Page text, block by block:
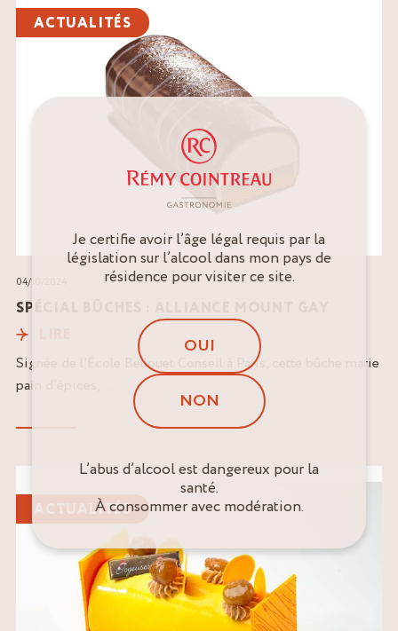
l'article
ACTUALITÉS
04/10/2024
SPÉCIAL BÛCHES : ALLIANCE MOUNT GAY
Signée de l’École Bellouet Conseil à Paris, cette bûche marie
pain d’épices,...
l'article
ACTUALITÉS
Je certifie avoir l’âge légal requis par la
législation sur l’alcool dans mon pays de
résidence pour visiter ce site.
OUI
NON
L’abus d’alcool est dangereux pour la
santé.
À consommer avec modération.